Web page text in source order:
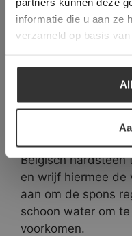
informatie die u aan ze
verzameld op basis
evt. problemen
1.Gebruik bij het
risico dat er
steen ontstaat.
2.Gebruik bij het
Belgisch hardsteen
en wrijf hiermee de
aan om de spons
schoon water om
voorkomen.